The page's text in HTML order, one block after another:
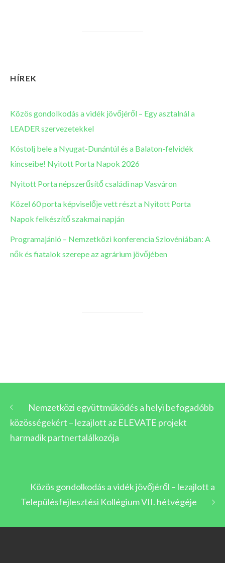
HÍREK
Közös gondolkodás a vidék jövőjéről – Egy asztalnál a
LEADER szervezetekkel
Kóstolj bele a Nyugat-Dunántúl és a Balaton-felvidék
kincseibe! Nyitott Porta Napok 2026
Nyitott Porta népszerűsítő családi nap Vasváron
Közel 60 porta képviselője vett részt a Nyitott Porta
Napok felkészítő szakmai napján
Programajánló – Nemzetközi konferencia Szlovéniában: A
nők és fiatalok szerepe az agrárium jövőjében
Nemzetközi együttműködés a helyi befogadóbb
közösségekért – lezajlott az ELEVATE projekt
harmadik partnertalálkozója
Közös gondolkodás a vidék jövőjéről – lezajlott a
Településfejlesztési Kollégium VII. hétvégéje